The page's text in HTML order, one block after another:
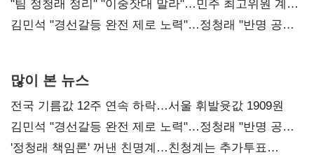
"팀 정청래 정리" "이중잣대 말라"…민주 최고위원 계파
다툼 격화
김민석 "경선갈등 완전 제로 노력"…정청래 "반명 공세
많이 본 뉴스
전국 기름값 12주 연속 하락…서울 휘발윳값 1909원
김민석 "경선갈등 완전 제로 노력"…정청래 "반명 공세
사과부터"
'정청래 책임론' 꺼낸 친명계…친청계는 추가투표